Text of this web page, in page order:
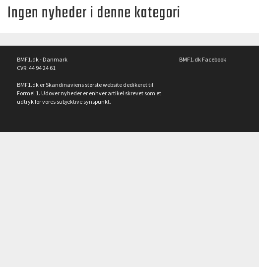
Ingen nyheder i denne kategori
BMF1.dk - Danmark
CVR: 44 94 24 61
BMF1.dk er Skandinaviens største website dedikeret til
Formel 1. Udover nyheder er enhver artikel skrevet som et
udtryk for vores subjektive synspunkt.
BMF1.dk Facebook